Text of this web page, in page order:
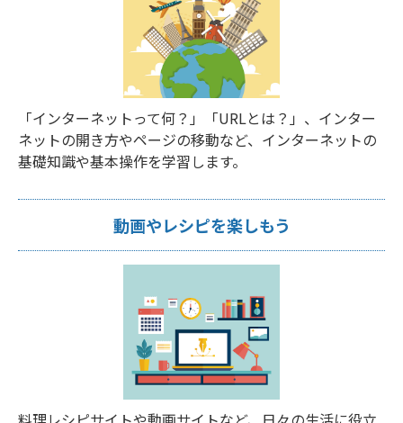
「インターネットって何？」「URLとは？」、インター
ネットの開き方やページの移動など、インターネットの
基礎知識や基本操作を学習します。
動画やレシピを楽しもう